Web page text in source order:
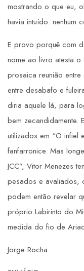
mostrando o que eu,
havia intuído: nenhum
E provo porquê com
nome ao livro atesta
prosaica reunião
entre desabafo e
diria aquele lá, para
bem zecandidamente.
utilizados em “O infiel
fanfarronice. Mas
JCC”, Vitor Menezes
pesados e avaliados,
podem então revelar
próprio Labirinto do
medida do fio de
Jorge Rocha